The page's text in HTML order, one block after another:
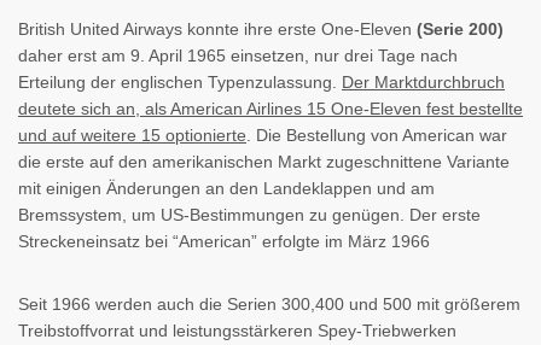
British United Airways konnte ihre erste One-Eleven (Serie 200)
daher erst am 9. April 1965 einsetzen, nur drei Tage nach
Erteilung der englischen Typenzulassung. Der Marktdurchbruch
deutete sich an, als American Airlines 15 One-Eleven fest bestellte
und auf weitere 15 optionierte . Die Bestellung von American war
die erste auf den amerikanischen Markt zugeschnittene Variante
mit einigen Änderungen an den Landeklappen und am
Bremssystem, um US-Bestimmungen zu genügen. Der erste
Streckeneinsatz bei “American” erfolgte im März 1966
Seit 1966 werden auch die Serien 300,400 und 500 mit größerem
Treibstoffvorrat und leistungsstärkeren Spey-Triebwerken